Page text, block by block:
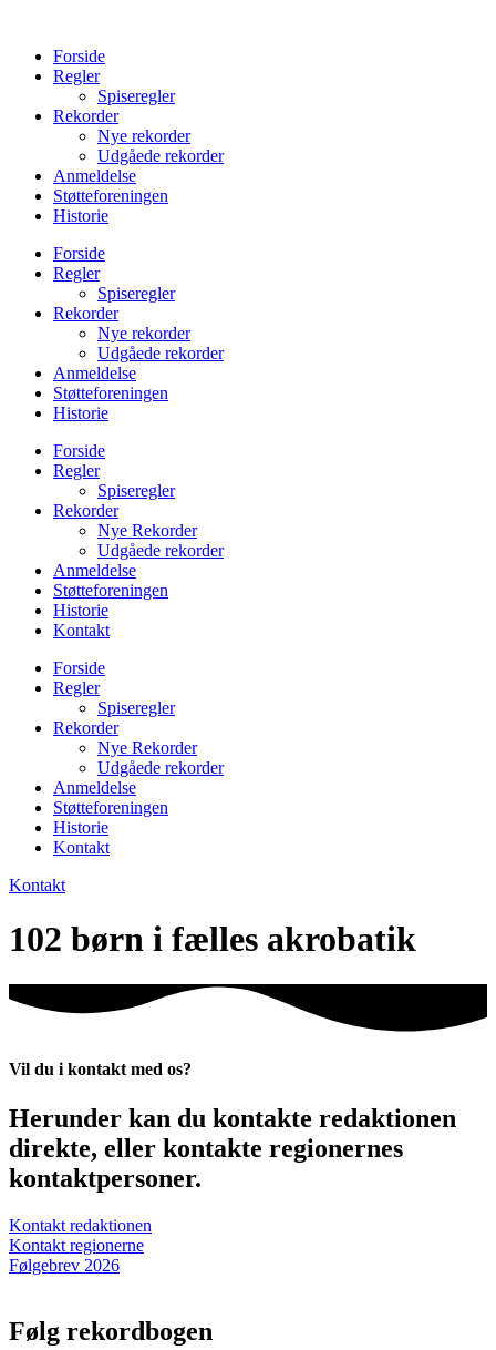
indholdForside
Regler
Spiseregler
Rekorder
Nye rekorder
Udgåede rekorder
Anmeldelse
Støtteforeningen
Historie
Forside
Regler
Spiseregler
Rekorder
Nye rekorder
Udgåede rekorder
Anmeldelse
Støtteforeningen
Historie
Forside
Regler
Spiseregler
Rekorder
Nye Rekorder
Udgåede rekorder
Anmeldelse
Støtteforeningen
Historie
Kontakt
Forside
Regler
Spiseregler
Rekorder
Nye Rekorder
Udgåede rekorder
Anmeldelse
Støtteforeningen
Historie
Kontakt
Kontakt
102 børn i fælles akrobatik
Vil du i kontakt med os?
Herunder kan du kontakte redaktionen
direkte, eller kontakte regionernes
kontaktpersoner.
Kontakt redaktionen
Kontakt regionerne
Følgebrev 2026
Følg rekordbogen